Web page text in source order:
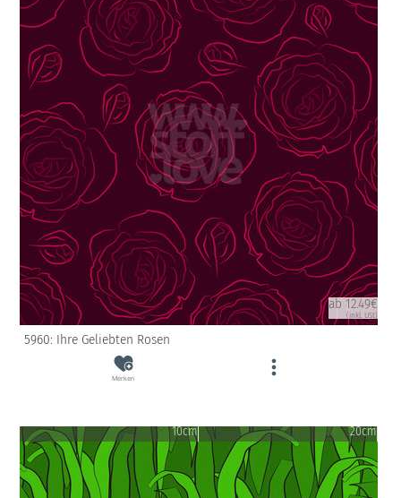
ab 12.49€
(inkl. USt)
5960: Ihre Geliebten Rosen
Merken
10cm 20cm